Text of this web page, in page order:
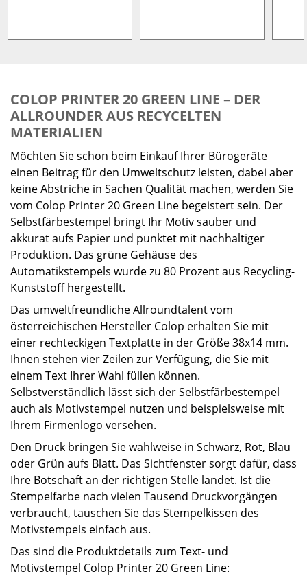
COLOP PRINTER 20 GREEN LINE – DER
ALLROUNDER AUS RECYCELTEN
MATERIALIEN
Möchten Sie schon beim Einkauf Ihrer Bürogeräte
einen Beitrag für den Umweltschutz leisten, dabei aber
keine Abstriche in Sachen Qualität machen, werden Sie
vom Colop Printer 20 Green Line begeistert sein. Der
Selbstfärbestempel bringt Ihr Motiv sauber und
akkurat aufs Papier und punktet mit nachhaltiger
Produktion. Das grüne Gehäuse des
Automatikstempels wurde zu 80 Prozent aus Recycling-
Kunststoff hergestellt.
Das umweltfreundliche Allroundtalent vom
österreichischen Hersteller Colop erhalten Sie mit
einer rechteckigen Textplatte in der Größe 38x14 mm.
Ihnen stehen vier Zeilen zur Verfügung, die Sie mit
einem Text Ihrer Wahl füllen können.
Selbstverständlich lässt sich der Selbstfärbestempel
auch als Motivstempel nutzen und beispielsweise mit
Ihrem Firmenlogo versehen.
Den Druck bringen Sie wahlweise in Schwarz, Rot, Blau
oder Grün aufs Blatt. Das Sichtfenster sorgt dafür, dass
Ihre Botschaft an der richtigen Stelle landet. Ist die
Stempelfarbe nach vielen Tausend Druckvorgängen
verbraucht, tauschen Sie das Stempelkissen des
Motivstempels einfach aus.
Das sind die Produktdetails zum Text- und
Motivstempel Colop Printer 20 Green Line: